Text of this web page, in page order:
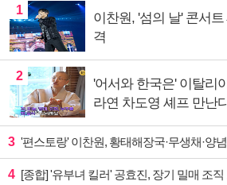
1
이찬원, '섬의 날' 콘서
격
2
'어서와 한국은' 이탈리
라연 차도영 셰프 만난
3 '편스토랑' 이찬원, 황태해장국·무생채·양념 목
4 [종합] '유부녀 킬러' 공효진, 장기 밀매 조직 소탕